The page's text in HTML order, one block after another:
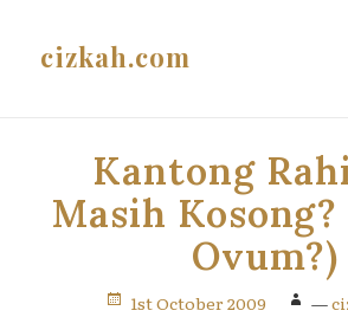
cizkah.com
Kantong
Masih
Ovum?)
1st October 2009 —